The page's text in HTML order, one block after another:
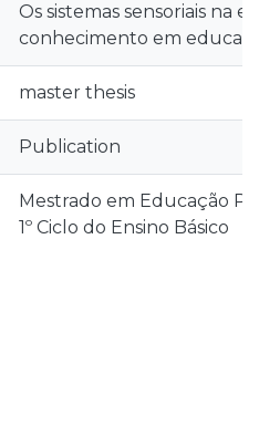
Os sistemas sensoriais na
conhecimento em
master thesis
Publication
Mestrado em Educação
1º Ciclo do Ensino Básico